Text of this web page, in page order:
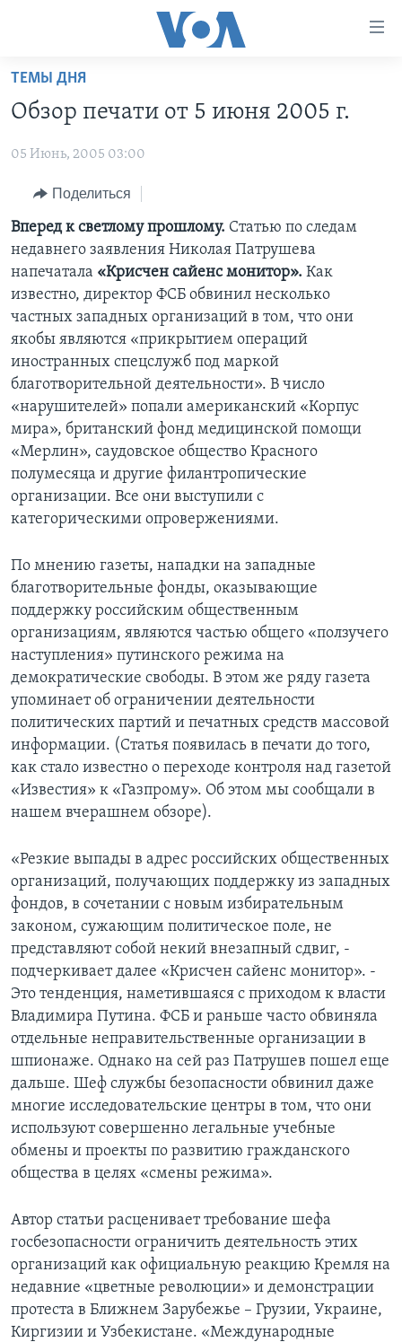
Перейти
основной
Перейти
навигации
Перейти
поиск
ГЛАВНОЕ
ПРОГРАММЫ
АМЕРИКА
НОВОСТИ ЗА МИНУТУ
ИТОГИ
ПОЧЕМУ ЭТО ВАЖНО?
ДИСКУССИЯ VOA
ДЕТАЛИ
АМЕРИКА. БОЛЬШОЕ ПУТЕШЕСТВИЕ
ПРОЕКТЫ
УЧИМ АНГЛИЙСКИЙ
НАША АМЕРИКАНСКАЯ ИСТОРИЯ
А КАК В АМЕРИКЕ?
АРТЕФАКТЫ
АМЕРИКАНСКИЕ ГОРОДКИ
ЭКСПЕРТИЗА
ИНТЕРВЬЮ
ФАКТЫ ПРОТИВ ФЕЙКОВ
ЗА СВОБОДУ ПРЕССЫ
УЧИМ АНГЛИЙСКИЙ
ВИДЕО
ПОДПИСКА НА НОВОСТИ
Learning English
СОЦИАЛЬНЫЕ СЕТИ
Языки
ТЕМЫ ДНЯ
Обзор печати от 5 июня 2005 г.
05 Июнь, 2005 03:00
Поделиться
Вперед к светлому прошлому. Статью по следам
недавнего заявления Николая Патрушева
напечатала «Крисчен сайенс монитор». Как
известно, директор ФСБ обвинил несколько
частных западных организаций в том, что они
якобы являются «прикрытием операций
иностранных спецслужб под маркой
благотворительной деятельности». B число
«нарушителей» попали американский «Корпус
мира», британский фонд медицинской помощи
«Мерлин», саудовское общество Красного
полумесяца и другие филантропические
организации. Все они выступили с
категорическими опровержениями.
По мнению газеты, нападки на западные
благотворительные фонды, оказывающие
поддержку российским общественным
организациям, являются частью общего «ползучего
наступления» путинского режима на
демократические свободы. B этом же ряду газета
упоминает об ограничении деятельности
политических партий и печатных средств массовой
информации. (Статья появилась в печати до того,
как стало известно о переходе контроля над газетой
«Известия» к «Газпрому». Об этом мы сообщали в
нашем вчерашнем обзоре).
«Резкие выпады в адрес российских общественных
организаций, получающих поддержку из западных
фондов, в сочетании с новым избирательным
законом, сужающим политическое поле, не
представляют собой некий внезапный сдвиг, -
подчеркивает далее «Крисчен сайенс монитор». -
Это тенденция, наметившаяся с приходом к власти
Владимира Путина. ФСБ и раньше часто обвиняла
отдельные неправительственные организации в
шпионаже. Однако на сей раз Патрушев пошел еще
дальше. Шеф службы безопасности обвинил даже
многие исследовательские центры в том, что они
используют совершенно легальные учебные
обмены и проекты по развитию гражданского
общества в целях «смены режима».
Автор статьи расценивает требование шефа
госбезопасности ограничить деятельность этих
организаций как официальную реакцию Кремля на
недавние «цветные революции» и демонстрации
протеста в Ближнем Зарубежье – Грузии, Украине,
Киргизии и Узбекистане. «Международные